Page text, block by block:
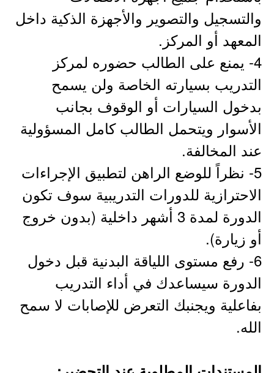
والتسجيل والتصوير والأجهزة الذكية داخل
المعهد أو المركز.
4- يمنع على الطالب حضوره لمركز
التدريب بسيارته الخاصة ولن يسمح
بدخول السيارات أو الوقوف بجانب
الأسوار ويتحمل الطالب كامل المسؤولية
عند المخالفة.
5- نظراً للوضع الراهن لتطبيق الإجراءات
الاحترازية للدورات التدريبية سوف تكون
الدورة لمدة 3 أشهر داخلية (بدون خروج
أو زيارة).
6- رفع مستوى اللياقة البدنية قبل دخول
الدورة سيساعدك في أداء التدريب
بفاعلية ويجنبك التعرض للإصابات لا سمح
الله.